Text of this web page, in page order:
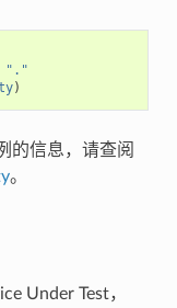
"."
)
的信息，请查阅
。
Under Test，